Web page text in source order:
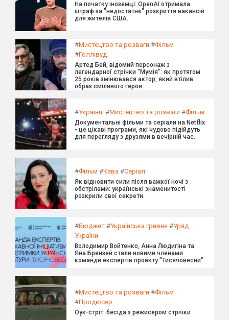
На початку іноземці: OpenAI отримала
штраф за "недостатнє" розкриття вакансій
для жителів США.
#Мистецтво та розваги #Фільм
#Голлівуд
Артед Бей, відомий персонаж з
легендарної стрічки "Мумія": як протягом
25 років змінювався актор, який втілив
образ сміливого героя.
#Українці #Мистецтво та розваги #Фільм
Документальні фільми та серіали на Netflix
- це цікаві програми, які чудово підійдуть
для перегляду з друзями в вечірній час.
#Фільм #Кава #Серіал
Як відновити сили після важкої ночі з
обстрілами: українські знаменитості
розкрили свої секрети.
#Бюджет #Українська гривня #Уряд
України
Володимир Войтенко, Анна Людигіна та
Яна Брензей стали новими членами
команди експертів проекту "Тисячовесни".
#Мистецтво та розваги #Фільм
#Продюсер
Оук-стріт: бесіда з режисером стрічки